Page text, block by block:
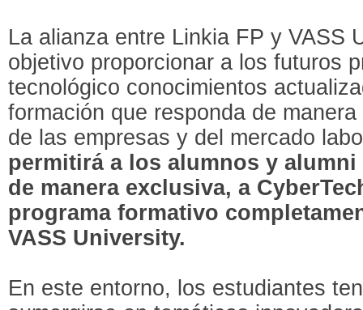
La alianza entre Linkia FP y VASS
objetivo proporcionar a los futuros
tecnológico conocimientos
formación que responda de
de las empresas y del mercado
permitirá a los alumnos y alumni
de manera exclusiva, a
programa formativo
VASS University.
En este entorno, los estudiantes